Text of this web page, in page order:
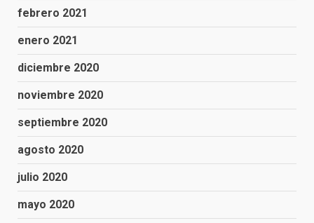
febrero 2021
enero 2021
diciembre 2020
noviembre 2020
septiembre 2020
agosto 2020
julio 2020
mayo 2020